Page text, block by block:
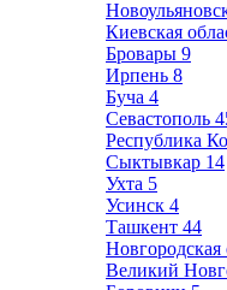
Киевская
Бровары 9
Ирпень 8
Буча 4
Севастополь
Республика
Сыктывкар 14
Ухта 5
Усинск 4
Ташкент 44
Новгородская
Великий